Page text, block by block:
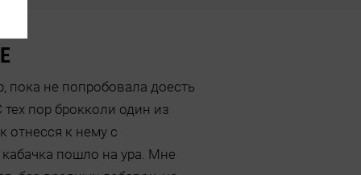
пока не попробовала доесть
пор брокколи один из
к нему с
пошло на ура. Мне